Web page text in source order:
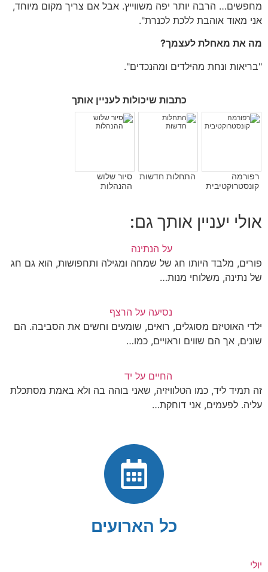
מחפשים… הרבה יותר יפה משווייץ. אבל אם צריך מקום מיוחד,
אני מאוד אוהבת ללכת לכנרת".
מה את מאחלת לעצמך?
"בריאות ונחת מהילדים ומהנכדים".
כתבות שיכולות לעניין אותך
רפורמה
קונסטרוקטיבית
התחלות חדשות
סיור שלוש
ההנהלות
אולי יעניין אותך גם:
על הנתינה
פורים, מלבד היותו חג של שמחה ומגילה ותחפושות, הוא גם חג
של נתינה, משלוחי מנות…
נסיעה על הרצף
ילדי האוטיזם מסוגלים, רואים, שומעים וחשים את הסביבה. הם
שונים, אך הם שווים וראויים, כמו…
החיים על יד
זה תמיד ליד, כמו הטלוויזיה, שאני בוהה בה ולא באמת מסתכלת
עליה. לפעמים, אני דוחקת…
כל הארועים
יולי